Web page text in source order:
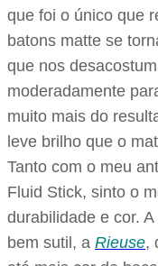
que foi o único que
batons matte se
que nos
moderadamente
muito mais do
leve brilho que o
Tanto com o meu
Fluid Stick, sinto o
durabilidade e cor.
bem sutil, a Rieuse,